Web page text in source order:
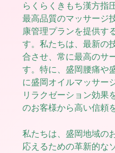
らくらくきもち漢方指
最高品質のマッサージ
康管理プランを提供す
す。私たちは、最新の
合させ、常に最高のサ
す。特に、盛岡腰痛や
に盛岡オイルマッサー
リラクゼーション効果
のお客様から高い信頼
私たちは、盛岡地域の
応えるための革新的な